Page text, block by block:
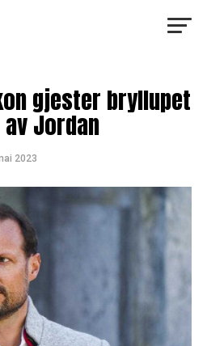
gjester bryllupet
Jordan
2023